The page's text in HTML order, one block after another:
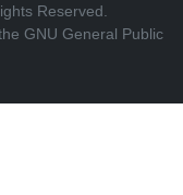
Reserved.
GNU General Public